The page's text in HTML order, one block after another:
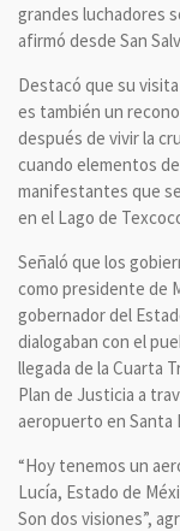
grandes luchadores
afirmó desde San
Destacó que su
es también un
después de vivir la
cuando elementos
manifestantes que
en el Lago de
Señaló que los
como presidente de
gobernador del
dialogaban con el
llegada de la Cuarta
Plan de Justicia a
aeropuerto en Santa
“Hoy tenemos un
Lucía, Estado de
Son dos visiones”,